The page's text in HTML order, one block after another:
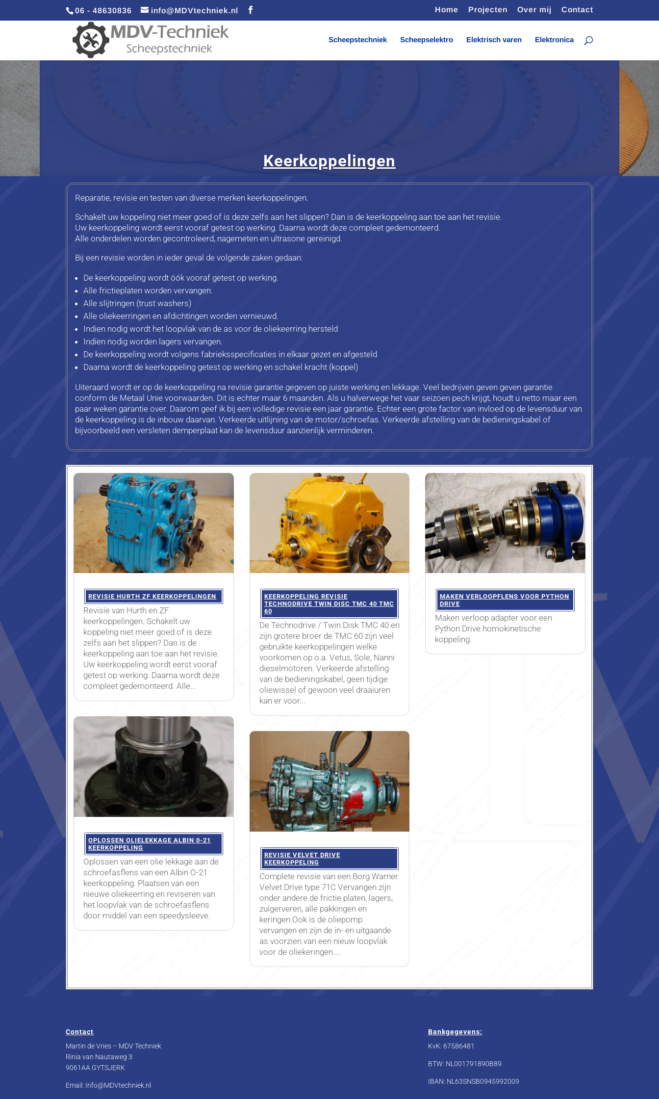
06 - 48630836 info@MDVtechniek.nl Home Projecten Over mij Contact
Scheepstechniek Scheepselektro Elektrisch varen Elektronica
Keerkoppelingen
Reparatie, revisie en testen van diverse merken keerkoppelingen.
Schakelt uw koppeling niet meer goed of is deze zelfs aan het slippen? Dan is de keerkoppeling aan toe aan het revisie.
Uw keerkoppeling wordt eerst vooraf getest op werking. Daarna wordt deze compleet gedemonteerd.
Alle onderdelen worden gecontroleerd, nagemeten en ultrasone gereinigd.
Bij een revisie worden in ieder geval de volgende zaken gedaan:
De keerkoppeling wordt óók vooraf getest op werking.
Alle frictieplaten worden vervangen.
Alle slijtringen (trust washers)
Alle oliekeerringen en afdichtingen worden vernieuwd.
Indien nodig wordt het loopvlak van de as voor de oliekeerring hersteld
Indien nodig worden lagers vervangen.
De keerkoppeling wordt volgens fabrieksspecificaties in elkaar gezet en afgesteld
Daarna wordt de keerkoppeling getest op werking en schakel kracht (koppel)
Uiteraard wordt er op de keerkoppeling na revisie garantie gegeven op juiste werking en lekkage. Veel bedrijven geven geven garantie
conform de Metaal Unie voorwaarden. Dit is echter maar 6 maanden. Als u halverwege het vaar seizoen pech krijgt, houdt u netto maar een
paar weken garantie over. Daarom geef ik bij een volledige revisie een jaar garantie. Echter een grote factor van invloed op de levensduur van
de keerkoppeling is de inbouw daarvan. Verkeerde uitlijning van de motor/schroefas. Verkeerde afstelling van de bedieningskabel of
bijvoorbeeld een versleten demperplaat kan de levensduur aanzienlijk verminderen.
REVISIE HURTH ZF KEERKOPPELINGEN
Revisie van Hurth en ZF
keerkoppelingen. Schakelt uw
koppeling niet meer goed of is deze
zelfs aan het slippen? Dan is de
keerkoppeling aan toe aan het revisie.
Uw keerkoppeling wordt eerst vooraf
getest op werking. Daarna wordt deze
compleet gedemonteerd. Alle...
OPLOSSEN OLIELEKKAGE ALBIN 0-21
KEERKOPPELING
Oplossen van een olie lekkage aan de
schroefasflens van een Albin O-21
keerkoppeling. Plaatsen van een
nieuwe oliekeerring en reviseren van
het loopvlak van de schroefasflens
door middel van een speedysleeve.
KEERKOPPELING REVISIE
TECHNODRIVE TWIN DISC TMC 40 TMC
60
De Technodrive / Twin Disk TMC 40 en
zijn grotere broer de TMC 60 zijn veel
gebruikte keerkoppelingen welke
voorkomen op o.a. Vetus, Sole, Nanni
dieselmotoren. Verkeerde afstelling
van de bedieningskabel, geen tijdige
oliewissel of gewoon veel draaiuren
kan er voor...
REVISIE VELVET DRIVE
KEERKOPPELING
Complete revisie van een Borg Warner
Velvet Drive type 71C Vervangen zijn
onder andere de frictie platen, lagers,
zuigerveren, alle pakkingen en
keringen.Ook is de oliepomp
vervangen en zijn de in- en uitgaande
as voorzien van een nieuw loopvlak
voor de oliekeringen....
MAKEN VERLOOPFLENS VOOR PYTHON
DRIVE
Maken verloop adapter voor een
Python Drive homokinetische
koppeling.
Contact
Martin de Vries – MDV Techniek
Rinia van Nautaweg 3
9061AA GYTSJERK
Email: Info@MDVtechniek.nl
Bankgegevens:
KvK: 67586481
BTW: NL001791890B89
IBAN: NL63SNSB0945992009